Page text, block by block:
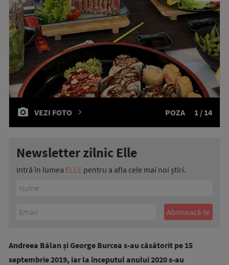
VEZI FOTO POZA 1 / 14
Newsletter zilnic Elle
Intră în lumea ELLE pentru a afla cele mai noi știri.
Andreea Bălan și George Burcea s-au căsătorit pe 15
septembrie 2019, iar la începutul anului 2020 s-au